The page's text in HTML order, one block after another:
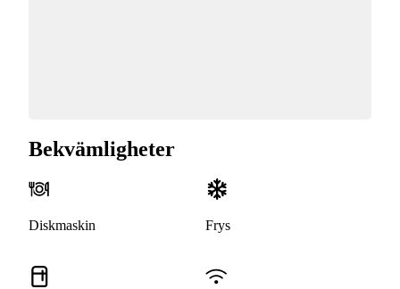
Bekvämligheter
Diskmaskin Frys